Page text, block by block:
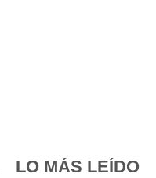
LO MÁS LEÍDO